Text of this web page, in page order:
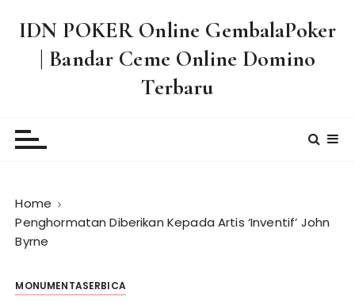
IDN POKER Online GembalaPoker
| Bandar Ceme Online Domino
Terbaru
Home
Penghormatan Diberikan Kepada Artis ‘Inventif’ John
Byrne
MONUMENTASERBICA